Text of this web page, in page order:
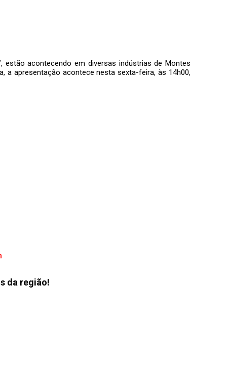
estão acontecendo em diversas indústrias de Montes
a apresentação acontece nesta sexta-feira, às 14h00,
da região!